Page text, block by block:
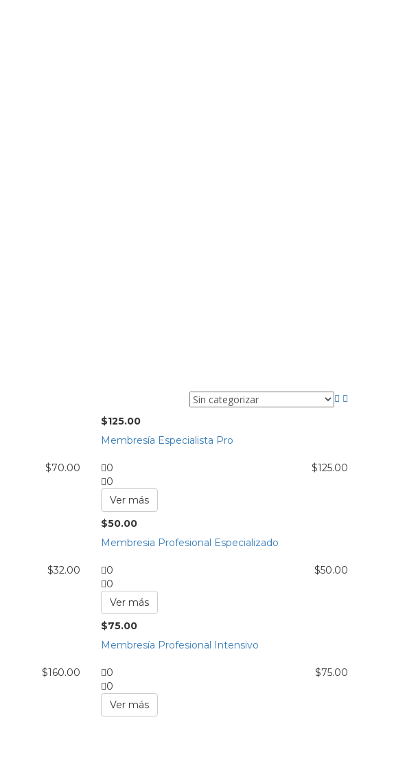
$70.00
$125.00
Membresía Especialista Pro
0
0
$125.00
Ver más
$32.00
$50.00
Membresia Profesional Especializado
0
0
$50.00
Ver más
$160.00
$75.00
Membresía Profesional Intensivo
0
0
$75.00
Ver más